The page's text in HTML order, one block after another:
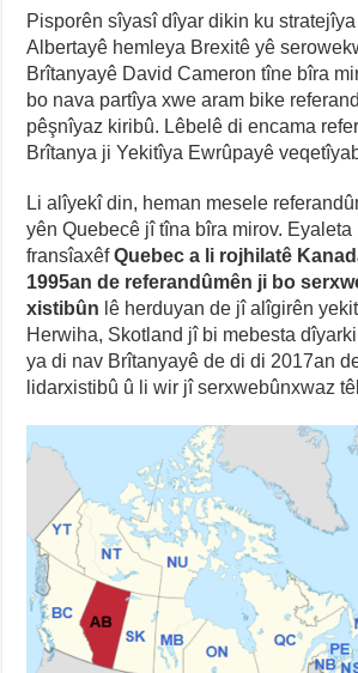
Pisporên sîyasî dîyar dikin ku
Albertayê hemleya Brexitê yê
Brîtanyayê David Cameron tîne bîra
bo nava partîya xwe aram bike
pêşnîyaz kiribû. Lêbelê di encama
Brîtanya ji Yekitîya Ewrûpayê
Li alîyekî din, heman mesele
yên Quebecê jî tîna bîra mirov. Eyaleta
fransîaxêfQuebec a li rojhilatê
1995an de referandûmên ji bo
xistibûn lê herduyan de jî alîgirên
Herwiha, Skotland jî bi mebesta
ya di nav Brîtanyayê de di di 2017an
lidarxistibû û li wir jî serxwebûnxwaz